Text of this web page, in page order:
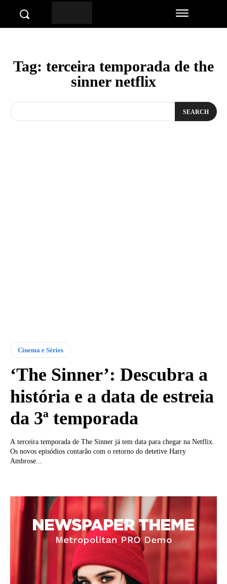
Tag: terceira temporada de the
sinner netflix
SEARCH
Cinema e Séries
‘The Sinner’: Descubra a
história e a data de estreia
da 3ª temporada
A terceira temporada de The Sinner já tem data para chegar na Netflix.
Os novos episódios contarão com o retorno do detetive Harry
Ambrose...